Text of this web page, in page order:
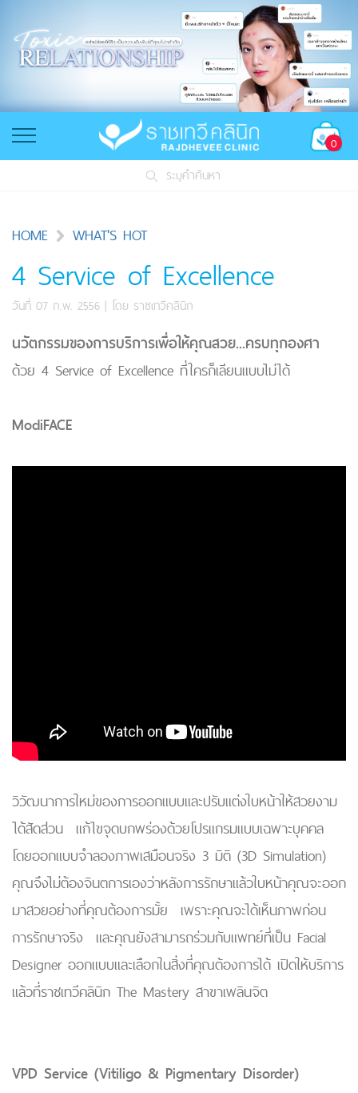
0
ระบุคำค้นหา
HOME WHAT'S HOT
4 Service of Excellence
วันที่ 07 ก.พ. 2556 | โดย ราชเทวีคลินิก
นวัตกรรมของการบริการเพื่อให้คุณสวย...ครบทุกองศา
ด้วย 4 Service of Excellence ที่ใครก็เลียนแบบไม่ได้
ModiFACE
วิวัฒนาการใหม่ของการออกแบบและปรับแต่งใบหน้าให้สวยงาม
ได้สัดส่วน แก้ไขจุดบกพร่องด้วยโปรแกรมแบบเฉพาะบุคคล
โดยออกแบบจำลองภาพเสมือนจริง 3 มิติ (3D Simulation)
คุณจึงไม่ต้องจินตการเองว่าหลังการรักษาแล้วใบหน้าคุณจะออก
มาสวยอย่างที่คุณต้องการมั้ย เพราะคุณจะได้เห็นภาพก่อน
การรักษาจริง และคุณยังสามารถร่วมกับแพทย์ที่เป็น Facial
Designer ออกแบบและเลือกในสิ่งที่คุณต้องการได้ เปิดให้บริการ
แล้วที่ราชเทวีคลินิก The Mastery สาขาเพลินจิต
VPD Service (Vitiligo & Pigmentary Disorder)